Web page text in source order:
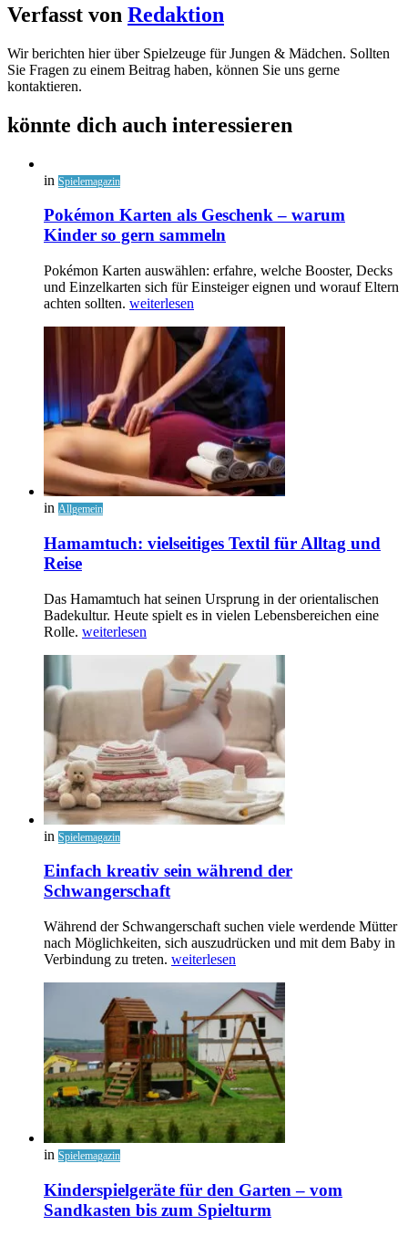
Verfasst von Redaktion
Wir berichten hier über Spielzeuge für Jungen & Mädchen. Sollten
Sie Fragen zu einem Beitrag haben, können Sie uns gerne
kontaktieren.
könnte dich auch interessieren
in Spielemagazin
Pokémon Karten als Geschenk – warum
Kinder so gern sammeln
Pokémon Karten auswählen: erfahre, welche Booster, Decks
und Einzelkarten sich für Einsteiger eignen und worauf Eltern
achten sollten. weiterlesen
in Allgemein
Hamamtuch: vielseitiges Textil für Alltag und
Reise
Das Hamamtuch hat seinen Ursprung in der orientalischen
Badekultur. Heute spielt es in vielen Lebensbereichen eine
Rolle. weiterlesen
in Spielemagazin
Einfach kreativ sein während der
Schwangerschaft
Während der Schwangerschaft suchen viele werdende Mütter
nach Möglichkeiten, sich auszudrücken und mit dem Baby in
Verbindung zu treten. weiterlesen
in Spielemagazin
Kinderspielgeräte für den Garten – vom
Sandkasten bis zum Spielturm